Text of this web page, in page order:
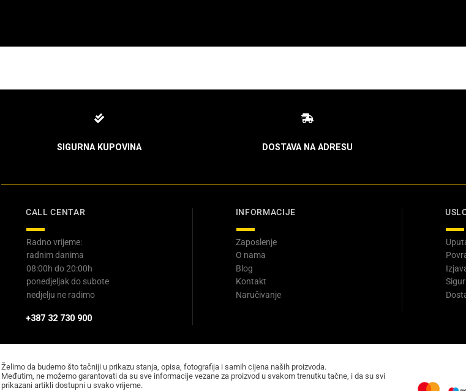
SIGURNA KUPOVINA DOSTAVA NA ADRESU
CALL CENTAR
Radno vrijeme:
radnim danima
08:00h do 20:00h
ponedjeljak do subote
nedjelju ne radimo
+387 32 730 900
INFORMACIJE
Zaposlenje
O nama
Blog
Kontakt
Naručivanje
Želimo da budemo što tačniji u prikazu stanja, opisa, fotografija i samih cijena naših proizvoda.
Međutim, ne možemo garantovati da su sve informacije vezane za proizvod u svakom trenutku tačne, i da su svi
prikazani artikli dostupni u svako vrijeme.